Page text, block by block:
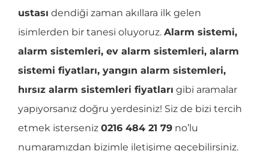
ustası dendiği zaman akıllara ilk gelen
isimlerden bir tanesi oluyoruz. Alarm sistemi,
alarm sistemleri, ev alarm sistemleri, alarm
sistemi fiyatları, yangın alarm sistemleri,
hırsız alarm sistemleri fiyatları gibi aramalar
yapıyorsanız doğru yerdesiniz! Siz de bizi tercih
etmek isterseniz 0216 484 21 79 no’lu
numaramızdan bizimle iletişime geçebilirsiniz.